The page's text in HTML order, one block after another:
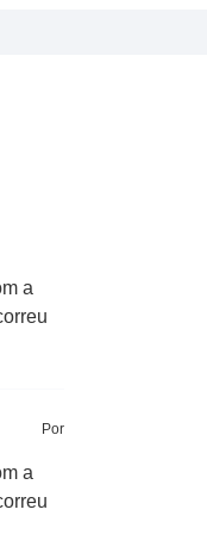
a
Por
a